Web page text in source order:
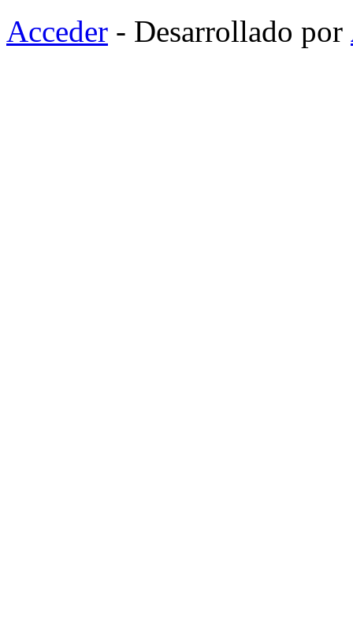
Acceder - Desarrollado por